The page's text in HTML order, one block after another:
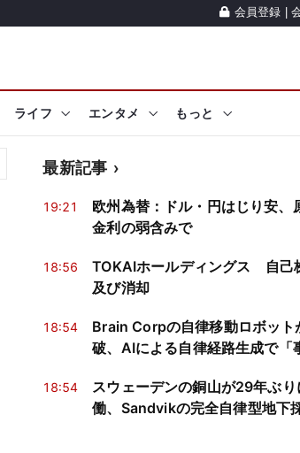
会員登録
ライフ エンタメ もっと
最新記事
19:21
欧州為替：ドル・円はじり安、
金利の弱含みで
18:56
TOKAIホールディングス 自己
及び消却
18:54
Brain Corpの自律移動ロボット
破、AIによる自律経路生成で「
18:54
スウェーデンの銅山が29年ぶり
働、Sandvikの完全自律型地下